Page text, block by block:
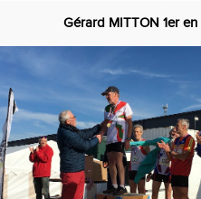
Gérard MITTON 1er en